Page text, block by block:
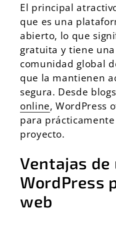
El principal
que es una
abierto, lo que
gratuita y tiene
comunidad global
que la mantienen
segura. Desde
online, WordPress
para
proyecto.
Ventajas de
WordPress
web